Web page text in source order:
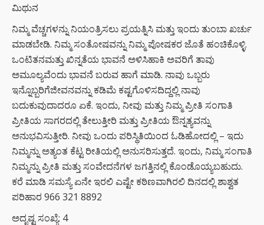
ಮಿಥುನ
ನಿಮ್ಮ ವೆಚ್ಚಗಳನ್ನು ನಿಯಂತ್ರಿಸಲು ಪ್ರಯತ್ನಿಸಿ ಮತ್ತು ಇಂದು ತುಂಬಾ ಖರ್ಚು
ಮಾಡಬೇಡಿ. ನಿಮ್ಮ ಸಂತೋಷವನ್ನು ನಿಮ್ಮ ಪೋಷಕರ ಜೊತೆ ಹಂಚಿಕೊಳ್ಳಿ.
ಒಂಟಿತನಮತ್ತು ಖಿನ್ನತೆಯ ಭಾವನೆ ಅಳಿಸಿಹಾಕಿ ಅವರಿಗೆ ತಾವು
ಅಮೂಲ್ಯವೆಂದು ಭಾವನೆ ಬರುವ ಹಾಗೆ ಮಾಡಿ. ನಾವು ಒಬ್ಬರು
ಇನ್ನೊಬ್ಬರಿಗೆಜೀವನವನ್ನು ಕಡಿಮೆ ಕಷ್ಟಗೊಳಿಸದಿದ್ದಲ್ಲಿ ನಾವು
ಬದುಕುವುದಾದರೂ ಏಕೆ. ಇಂದು, ನೀವು ಮತ್ತು ನಿಮ್ಮ ಪ್ರೀತಿ ಸಂಗಾತಿ
ಪ್ರೀತಿಯ ಸಾಗರದಲ್ಲಿ ತೇಲುತ್ತೀರಿ ಮತ್ತು ಪ್ರೀತಿಯ ಔನ್ನತ್ಯವನ್ನು
ಅನುಭವಿಸುತ್ತೀರಿ. ನೀವು ಒಂದು ಪರಿಸ್ಥಿತಿಯಿಂದ ಓಡಿಹೋದಲ್ಲಿ – ಇದು
ನಿಮ್ಮನ್ನು ಅತ್ಯಂತ ಕೆಟ್ಟ ರೀತಿಯಲ್ಲಿ ಅನುಸರಿಸುತ್ತದೆ. ಇಂದು, ನಿಮ್ಮ ಸಂಗಾತಿ
ನಿಮ್ಮನ್ನು ಪ್ರೀತಿ ಮತ್ತು ಸಂವೇದನೆಗಳ ಜಗತ್ತಿನಲ್ಲಿ ಕೊಂಡೊಯ್ಯಬಹುದು.
ಕರೆ ಮಾಡಿ ಸಮಸ್ಯೆ ಏನೇ ಇರಲಿ ಎಷ್ಟೇ ಕಠಿಣವಾಗಿರಲಿ ದಿನದಲ್ಲಿ ಶಾಶ್ವತ
ಪರಿಹಾರ 966 321 8892
ಅದೃಷ್ಟ ಸಂಖ್ಯೆ: 4